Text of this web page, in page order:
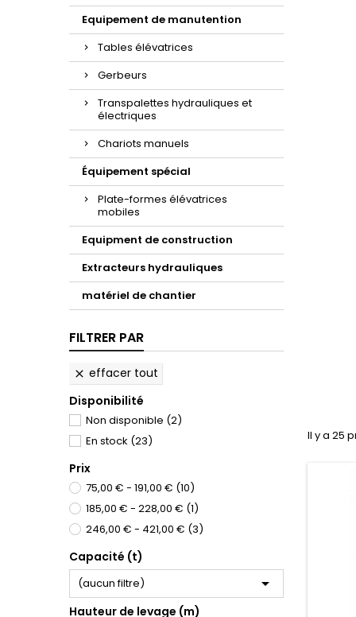
Equipement de manutention
Tables élévatrices
Gerbeurs
Transpalettes hydrauliques et
électriques
Chariots manuels
Équipement spécial
Plate-formes élévatrices
mobiles
Equipment de construction
Extracteurs hydrauliques
matériel de chantier
FILTRER PAR
 effacer tout
Disponibilité
Non disponible (2)
En stock (23)
Prix
75,00 € - 191,00 € (10)
185,00 € - 228,00 € (1)
246,00 € - 421,00 € (3)
Capacité (t)
(aucun filtre) 
Hauteur de levage (m)
Il y a 25